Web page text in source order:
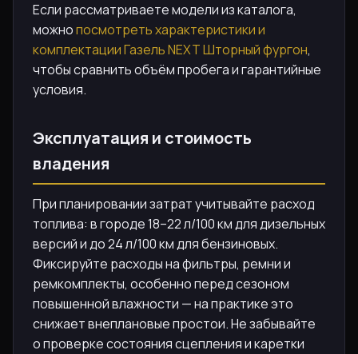
Если рассматриваете модели из каталога,
можнопосмотреть характеристики и
комплектации Газель NEXT Шторный фургон,
чтобы сравнить объём пробега и гарантийные
условия.
Эксплуатация и стоимость
владения
При планировании затрат учитывайте расход
топлива: в городе 18–22 л/100 км для дизельных
версий и до 24 л/100 км для бензиновых.
Фиксируйте расходы на фильтры, ремни и
ремкомплекты, особенно перед сезоном
повышенной влажности — на практике это
снижает внеплановые простои. Не забывайте
о проверке состояния сцепления и каретки